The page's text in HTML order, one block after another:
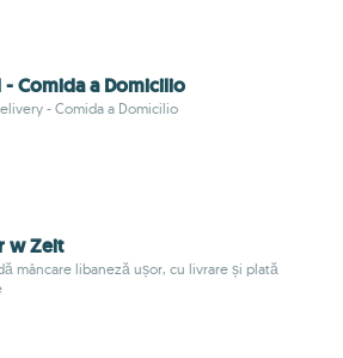
- Comida a Domicilio
- Comida a Domicilio
w Zeit
mâncare libaneză ușor, cu livrare și plată